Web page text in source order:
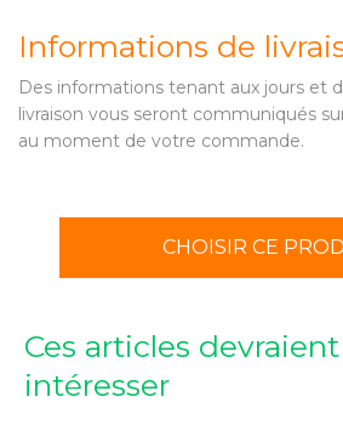
Informations de
Des informations tenant aux jours et
livraison vous seront communiqués
au moment de votre commande.
CHOISIR CE
Ces articles
intéresser